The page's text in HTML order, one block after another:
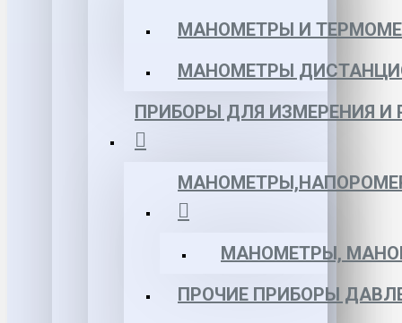
МАНОМЕТРЫ И
МАНОМЕТРЫ
ПРИБОРЫ ДЛЯ ИЗМЕРЕНИЯ И
МАНОМЕТРЫ,
ПРОЧИЕ ПРИБОРЫ